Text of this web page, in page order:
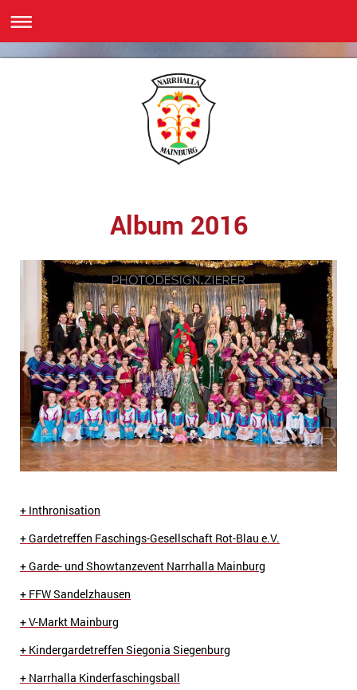
Album 2016
+ Inthronisation
+ Gardetreffen Faschings-Gesellschaft Rot-Blau e.V.
+ Garde- und Showtanzevent Narrhalla Mainburg
+ FFW Sandelzhausen
+ V-Markt Mainburg
+ Kindergardetreffen Siegonia Siegenburg
+ Narrhalla Kinderfaschingsball